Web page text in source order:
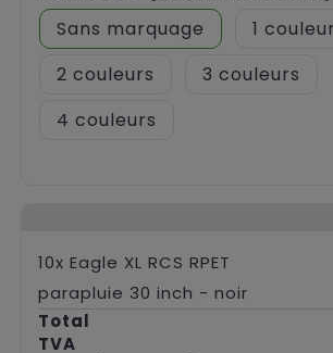
Sans marquage
1
2
3
4
10x Eagle XL RCS RPET
parapluie 30 inch - noir
Total
TVA